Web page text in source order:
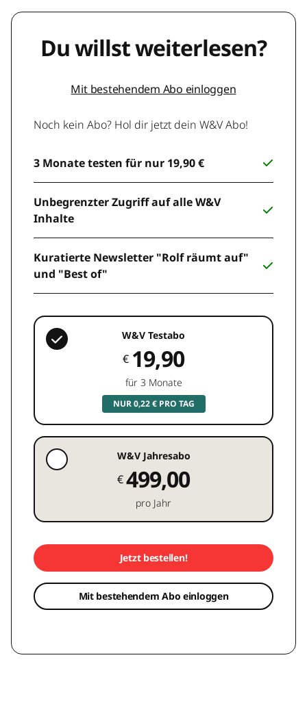
Du willst weiterlesen?
Mit bestehendem Abo einloggen
Noch kein Abo? Hol dir jetzt dein W&V Abo!
3 Monate testen für nur 19,90 €
Unbegrenzter Zugriff auf alle W&V
Inhalte
Kuratierte Newsletter "Rolf räumt auf"
und "Best of"
W&V Testabo
€ 19,90
für 3 Monate
NUR 0,22 € PRO TAG
W&V Jahresabo
€499,00
pro Jahr
Jetzt bestellen!
Mit bestehendem Abo einloggen